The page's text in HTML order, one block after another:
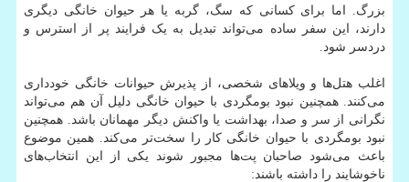
بزرگ. اما برای کسانی که سگ، گربه یا هر حیوان خانگی دیگری
دارند، این سفر ساده می‌تواند تبدیل به یک فرایند پر از استرس و
دردسر شود.
اغلب هتل‌ها و ویلاهای شخصی، از پذیرش حیوانات خانگی خودداری
می‌کنند. همچنین نبود بومگردی با حیوان خانگی دلیل آن هم می‌تواند
نگرانی از سر و صدا، بهداشت یا واکنش دیگر مهمانان باشد. همچنین
نبود بومگردی با حیوان خانگی کار را سخت‌تر می‌کند. همین موضوع
باعث می‌شود صاحبان پت‌ها مجبور شوند یکی از این انتخاب‌های
ناخوشایند را داشته باشند: